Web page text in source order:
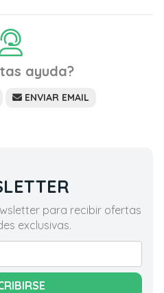
ayuda?
ENVIAR EMAIL
para recibir ofertas
exclusivas.